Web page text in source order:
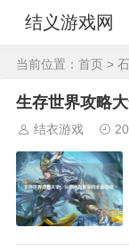
结义游戏网
当前位置： 首页 >
生存世界攻略
结衣游戏